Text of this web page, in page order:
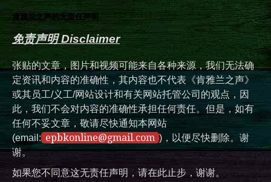
肯雅兰之声的无责任声明
免责声明 Disclaimer
张贴的文章，图片和视频可能来自各种来源，我们无法确
定资讯和内容的准确性，其内容也不代表《肯雅兰之声》
或其员工/义工/网站设计和有关网站托管公司的观点，因
此，我们不会对内容的准确性承担任何责任。但是，如有
任何不妥文章，敬请尽快通知本网站
(email: epbkonline@gmail.com )，以便尽快删除。谢
谢。
如果您不同意这无责任声明，请在此止步，谢谢。